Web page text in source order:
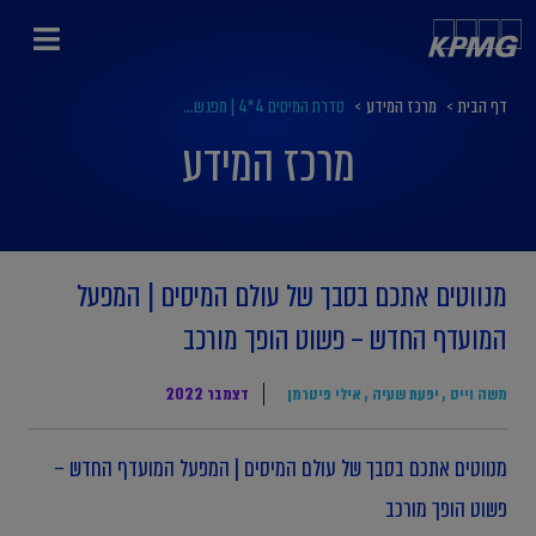
דף הבית > מרכז המידע > סדרת המיסים 4*4 | מפגש...
מרכז המידע
מנווטים אתכם בסבך של עולם המיסים | המפעל
המועדף החדש – פשוט הופך מורכב
משה וייס , יפעת שעיה , אילי פיטרמן דצמבר 2022
מנווטים אתכם בסבך של עולם המיסים | המפעל המועדף החדש –
פשוט הופך מורכב